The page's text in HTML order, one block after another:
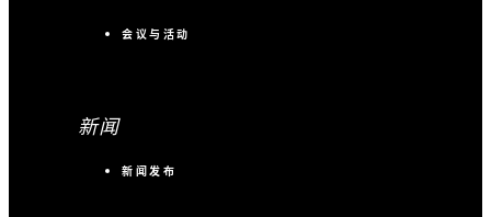
会议与活动
新闻
新闻发布